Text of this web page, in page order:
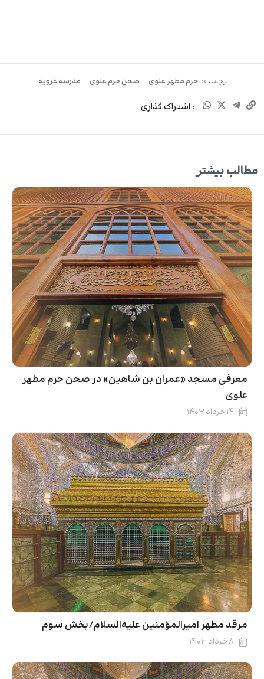
برچسب: حرم مطهر علوی | صحن حرم علوی | مدرسه غرویه
: اشتراک گذاری
مطالب بیشتر
معرفی مسجد «عمران بن شاهین» در صحن حرم مطهر
علوی
۱۴ خرداد ۱۴۰۳
مرقد مطهر امیرالمؤمنین علیه‌السلام/بخش سوم
۸ خرداد ۱۴۰۳